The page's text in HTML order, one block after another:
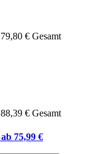
79,80 € Gesamt
88,39 € Gesamt
ab 75,99 €